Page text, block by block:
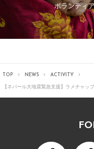
ボランティ
TOP NEWS ACTIVITY
【ネパール大地震緊急支援】ラメチャッ